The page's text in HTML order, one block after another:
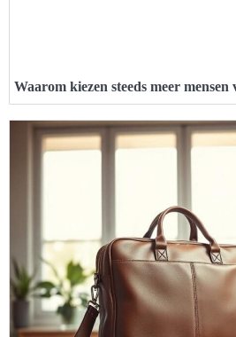
Waarom kiezen steeds meer mensen